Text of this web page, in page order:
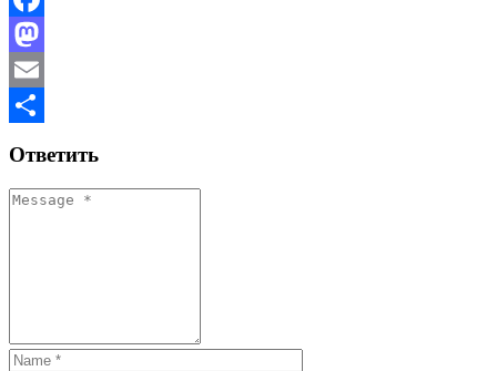
Facebook
Mastodon
Email
Ответить